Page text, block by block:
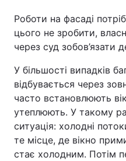
Роботи на фасаді
цього не зробити,
через суд зобов’язати
У більшості випадків
відбувається через
часто встановлюють
утеплюють. У такому
ситуація: холодні
те місце, де вікно
стає холодним. Потім